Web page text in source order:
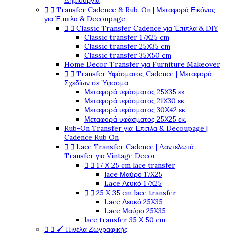
  Transfer Cadence & Rub-On | Μεταφορά Εικόνας
για Έπιπλα & Decoupage
  Classic Transfer Cadence για Έπιπλα & DIY
Classic transfer 17Χ25 cm
Classic transfer 25Χ35 cm
Classic transfer 35Χ50 cm
Home Decor Transfer για Furniture Makeover
  Transfer Υφάσματος Cadence | Μεταφορά
Σχεδίων σε Ύφασμα
Μεταφορά υφάσματος 25Χ35 εκ
Μεταφορά υφάσματος 21Χ30 εκ.
Μεταφορά υφάσματος 30Χ42 εκ.
Μεταφορά υφάσματος 25Χ25 εκ.
Rub-On Transfer για Έπιπλα & Decoupage |
Cadence Rub On
  Lace Transfer Cadence | Δαντελωτά
Transfer για Vintage Decor
  17 Χ 25 cm lace transfer
lace Μαύρο 17X25
Lace Λευκό 17X25
  25 X 35 cm lace transfer
Lace Λευκό 25X35
Lace Μαύρο 25X35
lace transfer 35 Χ 50 cm
  🖌️ Πινέλα Ζωγραφικής